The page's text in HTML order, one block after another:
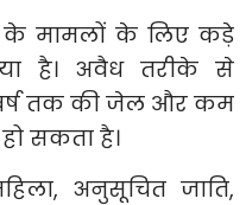
के मामलों के लिए कड़े
है। अवैध तरीके से
वर्ष तक की जेल और कम
सकता है।
अनुसूचित जाति,